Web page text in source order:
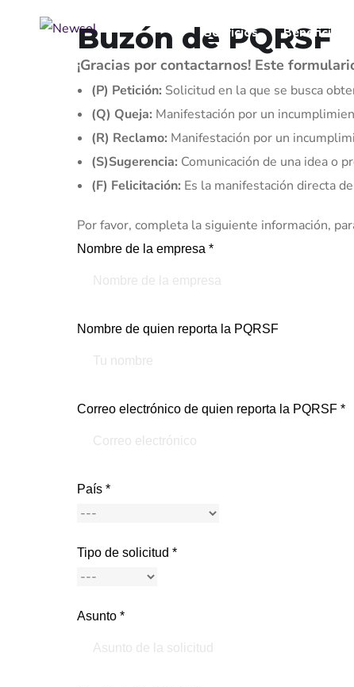
Servicios Beneficios
Buzón de PQRSF
¡Gracias por contactarnos! Este
(P) Petición: Solicitud en la que se busca
(Q) Queja: Manifestación por un
(R) Reclamo: Manifestación por un
(S)Sugerencia: Comunicación de una idea o
(F) Felicitación: Es la manifestación directa
Por favor, completa la siguiente información,
Nombre de la empresa *
Nombre de quien reporta la PQRSF
Correo electrónico de quien reporta la PQRSF *
País *
Tipo de solicitud *
Asunto *